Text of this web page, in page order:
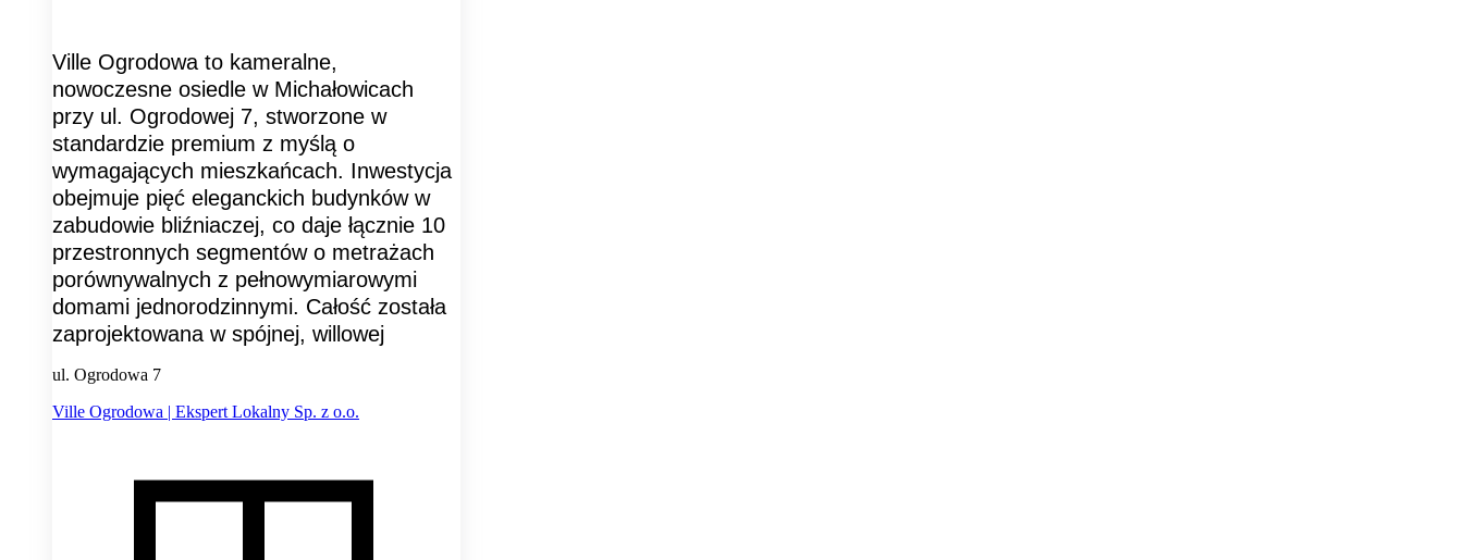
Ville Ogrodowa to kameralne,
nowoczesne osiedle w Michałowicach
przy ul. Ogrodowej 7, stworzone w
standardzie premium z myślą o
wymagających mieszkańcach. Inwestycja
obejmuje pięć eleganckich budynków w
zabudowie bliźniaczej, co daje łącznie 10
przestronnych segmentów o metrażach
porównywalnych z pełnowymiarowymi
domami jednorodzinnymi. Całość została
zaprojektowana w spójnej, willowej
ul. Ogrodowa 7
Ville Ogrodowa | Ekspert Lokalny Sp. z o.o.